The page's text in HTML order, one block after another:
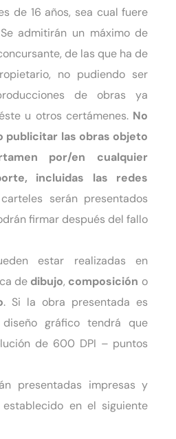
de 16 años, sea cual fuere
admitirán un máximo de
de las que ha de
no pudiendo ser
de obras ya
u otros certámenes. No
publicitar las obras objeto
por/en cualquier
incluidas las redes
serán presentados
firmar después del fallo
estar realizadas en
de dibujo, composición o
. Si la obra presentada es
gráfico tendrá que
de 600 DPI – puntos
presentadas impresas y
en el siguiente